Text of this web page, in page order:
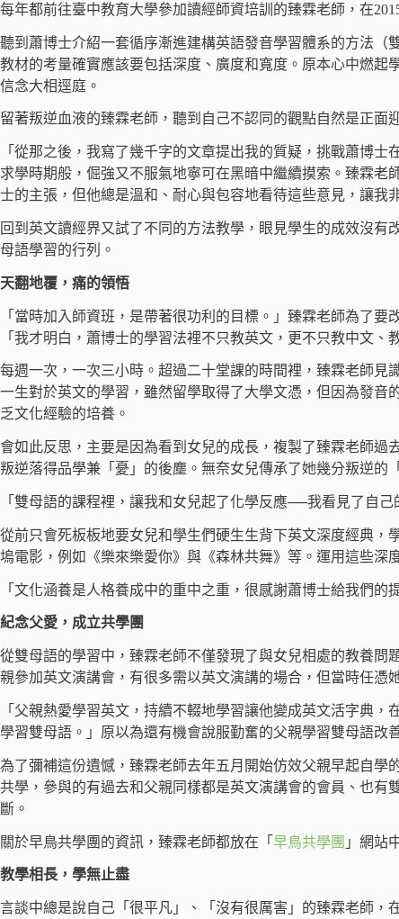
每年都前往臺中教育大學參加讀經師資培訓的臻霖老師，在
聽到蕭博士介紹一套循序漸進建構英語發音學習體系的方法
教材的考量確實應該要包括深度、廣度和寬度。原本心中燃
信念大相逕庭。
留著叛逆血液的臻霖老師，聽到自己不認同的觀點自然是正面
「從那之後，我寫了幾千字的文章提出我的質疑，挑戰蕭博
求學時期般，倔強又不服氣地寧可在黑暗中繼續摸索。臻霖
士的主張，但他總是溫和、耐心與包容地看待這些意見，讓我
回到英文讀經界又試了不同的方法教學，眼見學生的成效沒
母語學習的行列。
天翻地覆，痛的領悟
「當時加入師資班，是帶著很功利的目標。」臻霖老師為了
「我才明白，蕭博士的學習法裡不只教英文，更不只教中文
每週一次，一次三小時。超過二十堂課的時間裡，臻霖老師
一生對於英文的學習，雖然留學取得了大學文憑，但因為發
乏文化經驗的培養。
會如此反思，主要是因為看到女兒的成長，複製了臻霖老師
叛逆落得品學兼「憂」的後塵。無奈女兒傳承了她幾分叛逆的
「雙母語的課程裡，讓我和女兒起了化學反應──我看見了自
從前只會死板板地要女兒和學生們硬生生背下英文深度經典，
塢電影，例如《樂來樂愛你》與《森林共舞》等。運用這些深
「文化涵養是人格養成中的重中之重，很感謝蕭博士給我們的
紀念父愛，成立共學團
從雙母語的學習中，臻霖老師不僅發現了與女兒相處的教養
親參加英文演講會，有很多需以英文演講的場合，但當時任憑
「父親熱愛學習英文，持續不輟地學習讓他變成英文活字典
學習雙母語。」原以為還有機會說服勤奮的父親學習雙母語改
為了彌補這份遺憾，臻霖老師去年五月開始仿效父親早起自
共學，參與的有過去和父親同樣都是英文演講會的會員、也
斷。
關於早鳥共學團的資訊，臻霖老師都放在「 早鳥共學團 」網站
教學相長，學無止盡
言談中總是說自己「很平凡」、「沒有很厲害」的臻霖老師，